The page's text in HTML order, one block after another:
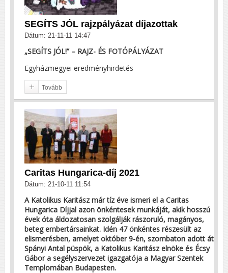
SEGÍTS JÓL rajzpályázat díjazottak
Dátum: 21-11-11 14:47
„SEGÍTS JÓL!” – RAJZ- ÉS FOTÓPÁLYÁZAT
Egyházmegyei eredményhirdetés
Tovább
Caritas Hungarica-díj 2021
Dátum: 21-10-11 11:54
A Katolikus Karitász már tíz éve ismeri el a Caritas
Hungarica Díjjal azon önkéntesek munkáját, akik hosszú
évek óta áldozatosan szolgálják rászoruló, magányos,
beteg embertársainkat. Idén 47 önkéntes részesült az
elismerésben, amelyet október 9-én, szombaton adott át
Spányi Antal püspök, a Katolikus Karitász elnöke és Écsy
Gábor a segélyszervezet igazgatója a Magyar Szentek
Templomában Budapesten.